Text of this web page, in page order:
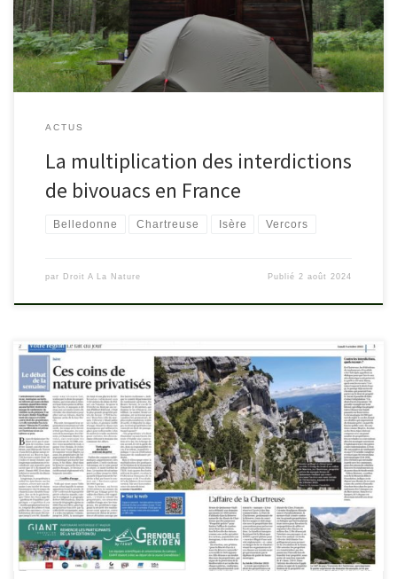
contraignante, même si les zones concernées par ces interdictions
[…]
ACTUS
La multiplication des interdictions
de bivouacs en France
Belledonne Chartreuse Isère Vercors
par Droit A La Nature Publié 2 août 2024
Le journal Le Dauphiné du lundi 9 octobre 2023 a sorti un dossier
sur “Ces coins de nature privatisés” et fait un focus sur le problème
en cours sur la Réserve naturelle des Hauts de Chartreuse.
ledauphine.com/societe/2023/10/08/coins-de-nature-privatises-
contre-les-interdictions-quels-recours et en bonus le Courrier des
lecteurs :